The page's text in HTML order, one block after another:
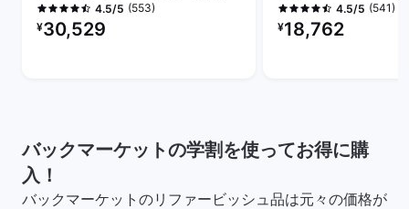
4.5/5 (553)
リファービッシュ品の価格：
¥30,529
4.5/5 (541)
リファービッシュ品の
¥18,762
バックマーケットの学割を使ってお得に購
入！
バックマーケットのリファービッシュ品は元々の価格が